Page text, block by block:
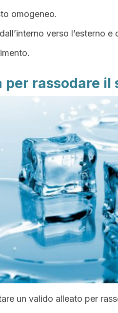
omogeneo.
verso l’esterno e
per rassodare il
un valido alleato per